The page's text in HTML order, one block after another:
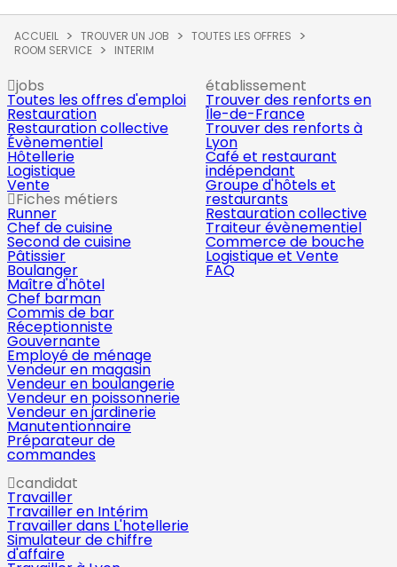
ACCUEIL TROUVER UN JOB
TOUTES LES OFFRES
ROOM SERVICE
INTERIM
jobs
Toutes les offres d'emploi
Restauration
Restauration collective
Évènementiel
Hôtellerie
Logistique
Vente
Fiches métiers
Runner
Chef de cuisine
Second de cuisine
Pâtissier
Boulanger
Maître d'hôtel
Chef barman
Commis de bar
Réceptionniste
Gouvernante
Employé de ménage
Vendeur en magasin
Vendeur en boulangerie
Vendeur en poissonnerie
Vendeur en jardinerie
Manutentionnaire
Préparateur de
commandes
établissement
Trouver des renforts en
Île-de-France
Trouver des renforts à
Lyon
Café et restaurant
indépendant
Groupe d'hôtels et
restaurants
Restauration collective
Traiteur évènementiel
Commerce de bouche
Logistique et Vente
FAQ
candidat
Travailler
Travailler en Intérim
Travailler dans L'hotellerie
Simulateur de chiffre
d'affaire